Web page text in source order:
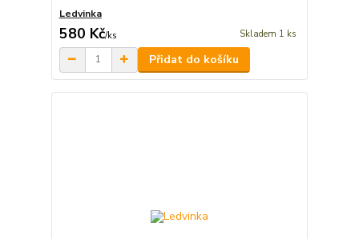
Ledvinka
580 Kč/ks Skladem 1 ks
Přidat do košíku